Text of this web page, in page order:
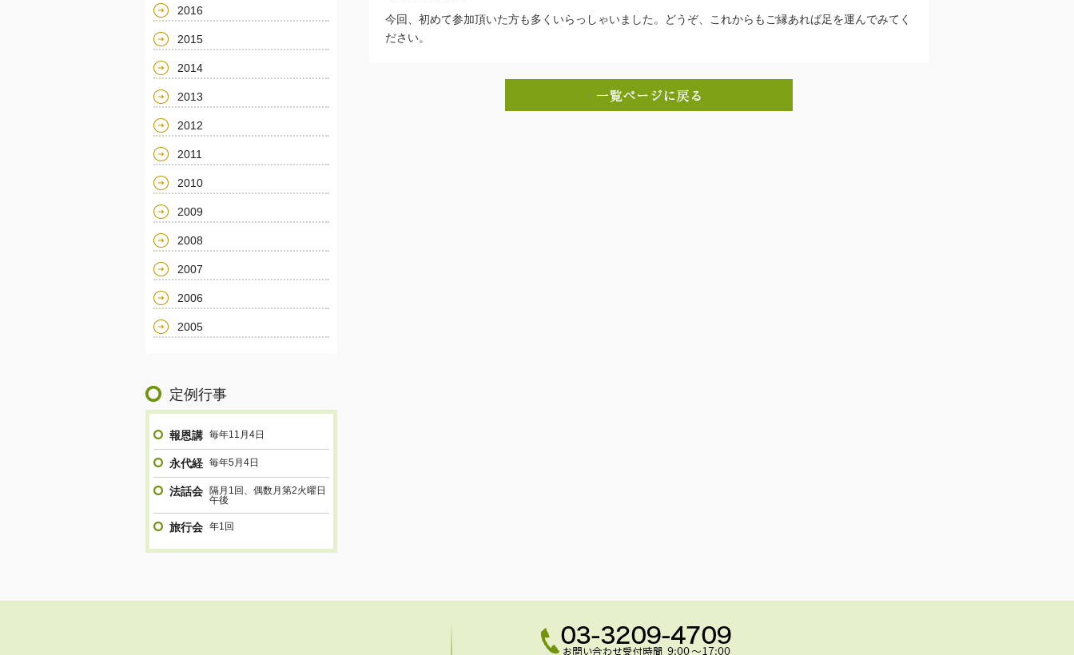
2016
2015
2014
2013
2012
2011
2010
2009
2008
2007
2006
2005
定例行事
報恩講 毎年11月4日
永代経 毎年5月4日
法話会
隔月1回、偶数月第2火曜日
午後
旅行会 年1回
今回、初めて参加頂いた方も多くいらっしゃいました。どうぞ、これからもご縁あれば足を運んでみてく
ださい。